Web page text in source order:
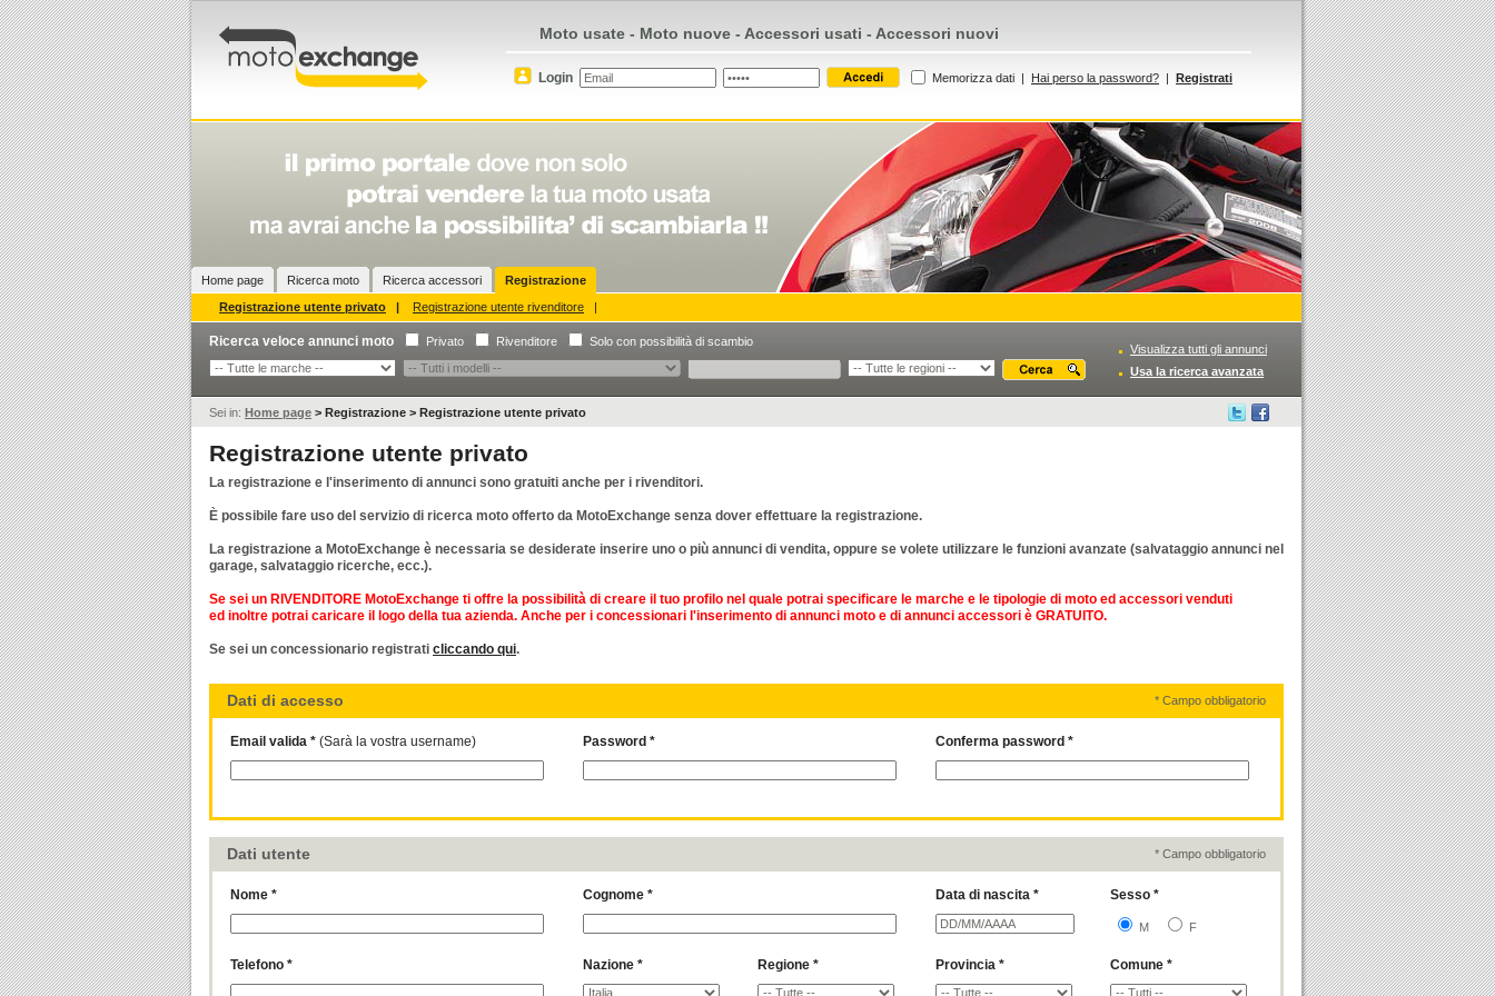
Moto usate - Moto nuove - Accessori usati - Accessori nuovi
Login Memorizza dati | Hai perso la password? | Registrati
Home page Ricerca moto Ricerca accessori
Registrazione
Registrazione utente privato | Registrazione utente rivenditore |
Ricerca veloce annunci moto Privato Rivenditore Solo con possibilità di scambio
Visualizza tutti gli annunci
Usa la ricerca avanzata
Sei in: Home page > Registrazione > Registrazione utente privato
Registrazione utente privato
La registrazione e l'inserimento di annunci sono gratuiti anche per i rivenditori.
È possibile fare uso del servizio di ricerca moto offerto da MotoExchange senza dover effettuare la registrazione.
La registrazione a MotoExchange è necessaria se desiderate inserire uno o più annunci di vendita, oppure se volete utilizzare le funzioni avanzate (salvataggio annunci nel
garage, salvataggio ricerche, ecc.).
Se sei un RIVENDITORE MotoExchange ti offre la possibilità di creare il tuo profilo nel quale potrai specificare le marche e le tipologie di moto ed accessori venduti
ed inoltre potrai caricare il logo della tua azienda. Anche per i concessionari l'inserimento di annunci moto e di annunci accessori è GRATUITO.
Se sei un concessionario registrati cliccando qui.
Dati di accesso * Campo obbligatorio
Email valida * (Sarà la vostra username) Password * Conferma password *
Dati utente * Campo obbligatorio
Nome * Cognome * Data di nascita * Sesso *
M F
Telefono * Nazione * Regione * Provincia * Comune *